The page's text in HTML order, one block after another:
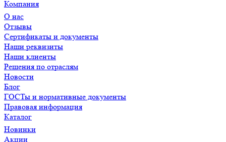
Компания
О нас
Отзывы
Сертификаты и документы
Наши реквизиты
Наши клиенты
Решения по отраслям
Новости
Блог
ГОСТы и нормативные документы
Правовая информация
Каталог
Новинки
Акции